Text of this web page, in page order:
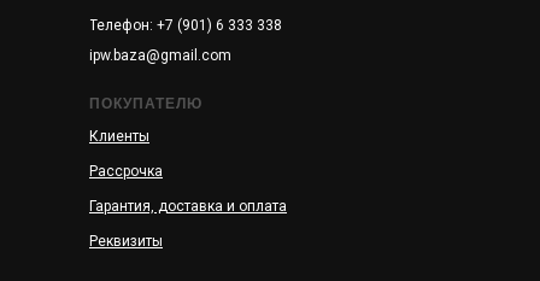
ipw.baza@gmail.com
Гарантия, доставка и оплата
Рассрочка
Клиенты
Реквизиты
ПОКУПАТЕЛЮ
Телефон: +7 (901) 6 333 338